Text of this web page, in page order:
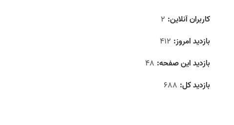
کاربران آنلاین: 2
بازدید امروز: 412
بازدید این صفحه: 48
بازدید‌ کل: 688